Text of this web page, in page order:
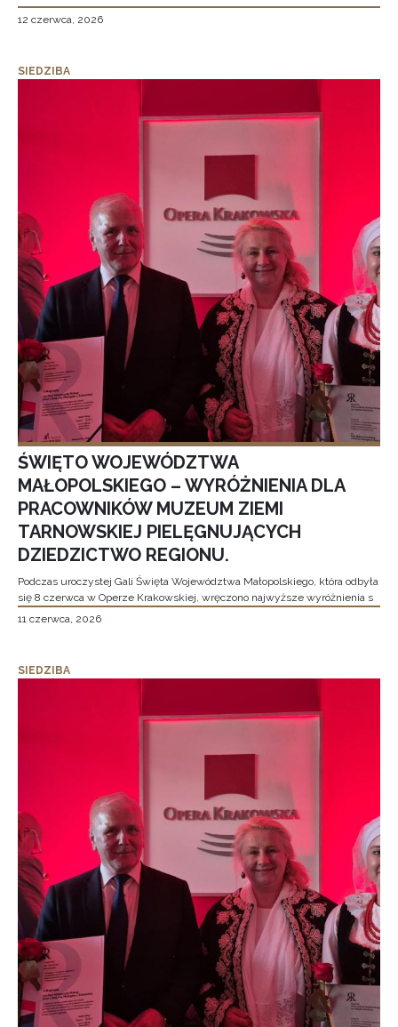
12 czerwca, 2026
SIEDZIBA
ŚWIĘTO WOJEWÓDZTWA
MAŁOPOLSKIEGO – WYRÓŻNIENIA DLA
PRACOWNIKÓW MUZEUM ZIEMI
TARNOWSKIEJ PIELĘGNUJĄCYCH
DZIEDZICTWO REGIONU.
Podczas uroczystej Gali Święta Województwa Małopolskiego, która odbyła
się 8 czerwca w Operze Krakowskiej, wręczono najwyższe wyróżnienia s
11 czerwca, 2026
SIEDZIBA